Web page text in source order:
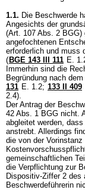
1.1. Die Beschwerde
Angesichts der
(Art. 107 Abs. 2 BGG)
angefochtenen
erforderlich und muss
( BGE 143 III 111 E.
Immerhin sind die
Begründung nach
131 E. 1.2; 133 II 409
2.4).
Der Antrag der
42 Abs. 1 BGG nicht.
abgleitet werden,
anstrebt. Allerdings
die von der
gemeinschaftlichen
die Verpflichtung zur
Dispositiv-Ziffer 2 des
Beschwerdeführerin